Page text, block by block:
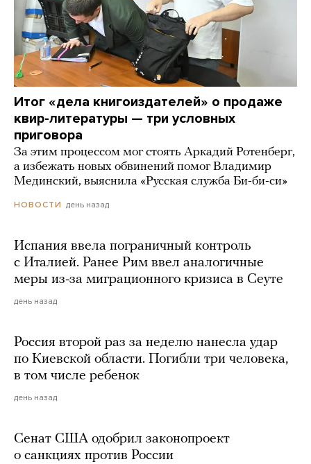
Итог «дела книгоиздателей» о продаже
квир-литературы — три условных
приговора
За этим процессом мог стоять Аркадий Ротенберг,
а избежать новых обвинений помог Владимир
Мединский, выяснила «Русская служба Би-би-си»
НОВОСТИ день назад
Испания ввела пограничный контроль
с Италией. Ранее Рим ввел аналогичные
меры из-за миграционного кризиса в Сеуте
день назад
Россия второй раз за неделю нанесла удар
по Киевской области. Погибли три человека,
в том числе ребенок
день назад
Сенат США одобрил законопроект
о санкциях против России